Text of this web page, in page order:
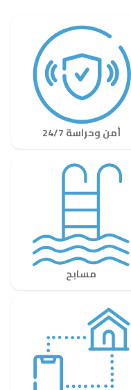
أمن وحراسة 24/7
مسابح